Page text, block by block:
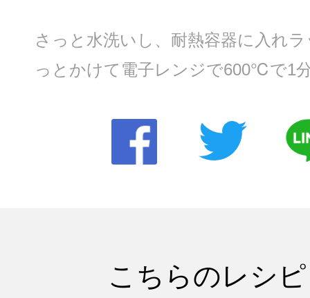
さっと水洗いし、耐熱容器に入れ
っとかけて電子レンジで600℃で1
こちらのレシ